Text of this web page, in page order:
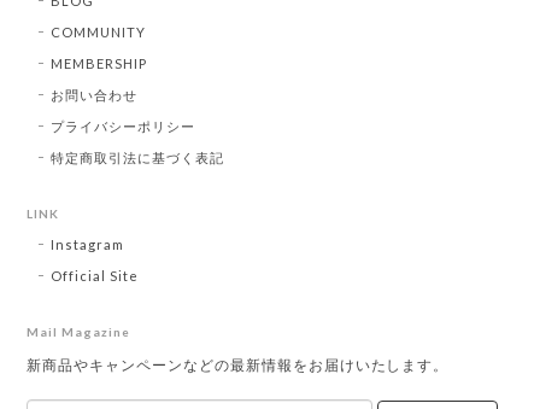
COMMUNITY
MEMBERSHIP
お問い合わせ
プライバシーポリシー
特定商取引法に基づく表記
LINK
Instagram
Official Site
Mail Magazine
新商品やキャンペーンなどの最新情報をお届けいたします。